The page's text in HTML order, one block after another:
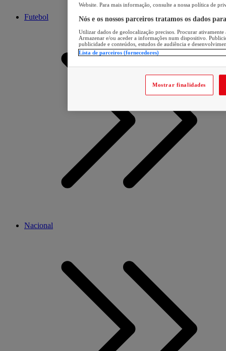
Futebol
Nacional
Website. Para mais informação, consulte a nossa política de
Nós e os nossos parceiros tratamos os dados
Utilizar dados de geolocalização precisos. Procurar
Armazenar e/ou aceder a informações num dispositivo.
publicidade e conteúdos, estudos de audiência e
Lista de parceiros (fornecedores)
Mostrar finalidades